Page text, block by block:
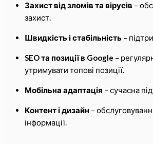
Захист від зломів та вірусів –
захист.
Швидкість і стабільність –
SEO та позиції в Google –
утримувати топові позиції.
Мобільна адаптація – сучасна
Контент і дизайн –
інформації.